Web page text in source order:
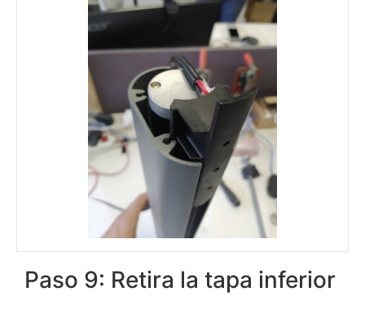
Paso 9: Retira la tapa inferior